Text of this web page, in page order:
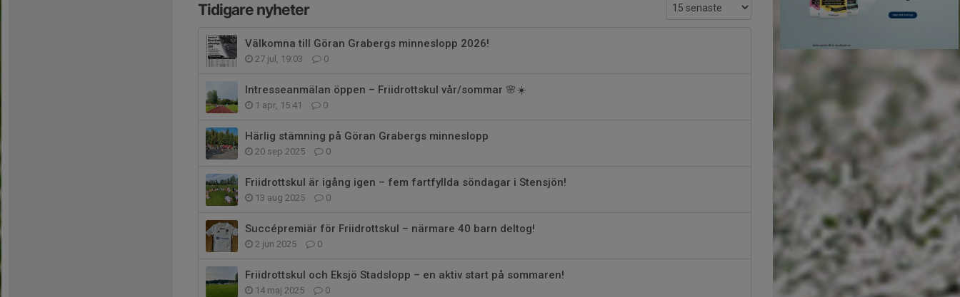
Tidigare nyheter
Välkomna till Göran Grabergs minneslopp 2026!
27 jul, 19:03 0
Intresseanmälan öppen – Friidrottskul vår/sommar 🌸☀️
1 apr, 15:41 0
Härlig stämning på Göran Grabergs minneslopp
20 sep 2025 0
Friidrottskul är igång igen – fem fartfyllda söndagar i Stensjön!
13 aug 2025 0
Succépremiär för Friidrottskul – närmare 40 barn deltog!
2 jun 2025 0
Friidrottskul och Eksjö Stadslopp – en aktiv start på sommaren!
14 maj 2025 0